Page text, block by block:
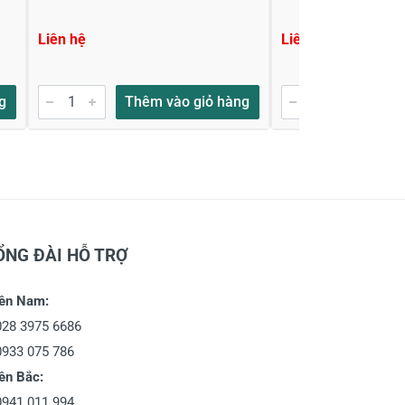
Liên hệ
Thêm vào giỏ hàng
Liên hệ
ĐÀI HỖ TRỢ
Nam:
3975 6686
075 786
Bắc: